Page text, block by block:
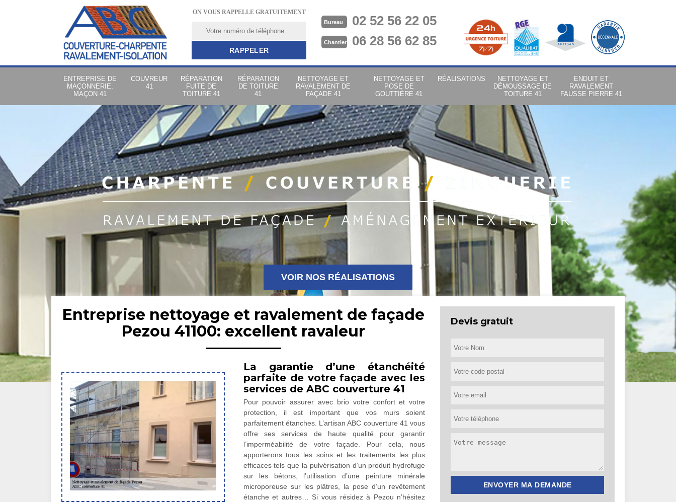
ON VOUS RAPPELLE GRATUITEMENT
Bureau 02 52 56 22 05
Chantier 06 28 56 62 85
ENTREPRISE DE
MAÇONNERIE,
MAÇON 41
COUVREUR
41
RÉPARATION
FUITE DE
TOITURE 41
RÉPARATION
DE TOITURE
41
NETTOYAGE ET
RAVALEMENT DE
FAÇADE 41
NETTOYAGE ET
POSE DE
GOUTTIÈRE 41
RÉALISATIONS
NETTOYAGE ET
DÉMOUSSAGE DE
TOITURE 41
ENDUIT ET
RAVALEMENT
FAUSSE PIERRE 41
VOIR NOS RÉALISATIONS
Entreprise nettoyage et ravalement de façade
Pezou 41100: excellent ravaleur
La garantie d’une étanchéité
parfaite de votre façade avec les
services de ABC couverture 41
Pour pouvoir assurer avec brio votre confort et votre
protection, il est important que vos murs soient
parfaitement étanches. L’artisan ABC couverture 41 vous
offre ses services de haute qualité pour garantir
l’imperméabilité de votre façade. Pour cela, nous
apporterons tous les soins et les traitements les plus
efficaces tels que la pulvérisation d’un produit hydrofuge
sur les bétons, l’utilisation d’une peinture minérale
microporeuse sur les plâtres, la pose d’un revêtement
étanche et autres… Si vous résidez à Pezou n’hésitez
Devis gratuit